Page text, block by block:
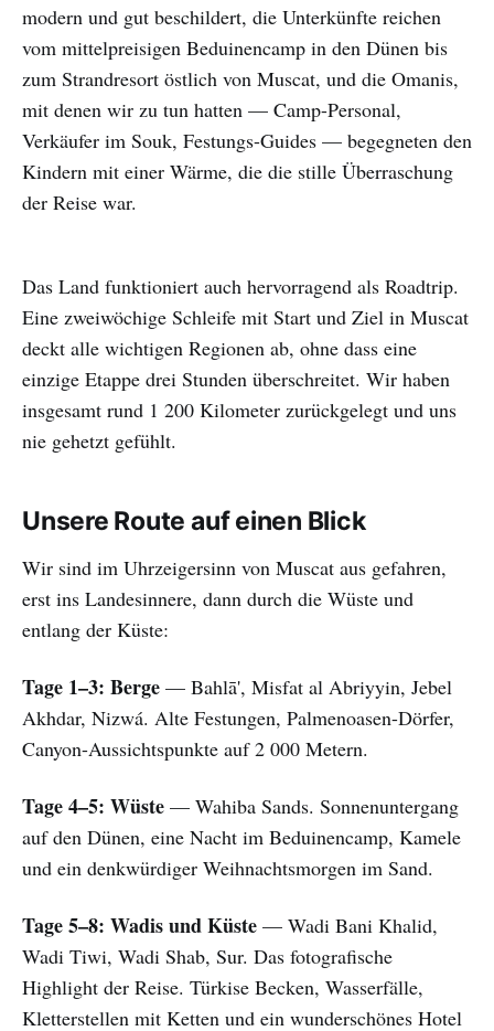
modern und gut beschildert, die Unterkünfte reichen
vom mittelpreisigen Beduinencamp in den Dünen bis
zum Strandresort östlich von Muscat, und die Omanis,
mit denen wir zu tun hatten — Camp-Personal,
Verkäufer im Souk, Festungs-Guides — begegneten den
Kindern mit einer Wärme, die die stille Überraschung
der Reise war.
Das Land funktioniert auch hervorragend als Roadtrip.
Eine zweiwöchige Schleife mit Start und Ziel in Muscat
deckt alle wichtigen Regionen ab, ohne dass eine
einzige Etappe drei Stunden überschreitet. Wir haben
insgesamt rund 1 200 Kilometer zurückgelegt und uns
nie gehetzt gefühlt.
Unsere Route auf einen Blick
Wir sind im Uhrzeigersinn von Muscat aus gefahren,
erst ins Landesinnere, dann durch die Wüste und
entlang der Küste:
Tage 1–3: Berge — Bahlā', Misfat al Abriyyin, Jebel
Akhdar, Nizwá. Alte Festungen, Palmenoasen-Dörfer,
Canyon-Aussichtspunkte auf 2 000 Metern.
Tage 4–5: Wüste — Wahiba Sands. Sonnenuntergang
auf den Dünen, eine Nacht im Beduinencamp, Kamele
und ein denkwürdiger Weihnachtsmorgen im Sand.
Tage 5–8: Wadis und Küste — Wadi Bani Khalid,
Wadi Tiwi, Wadi Shab, Sur. Das fotografische
Highlight der Reise. Türkise Becken, Wasserfälle,
Kletterstellen mit Ketten und ein wunderschönes Hotel